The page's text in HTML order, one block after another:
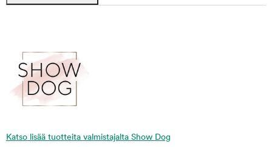
Katso lisää tuotteita valmistajalta Show Dog